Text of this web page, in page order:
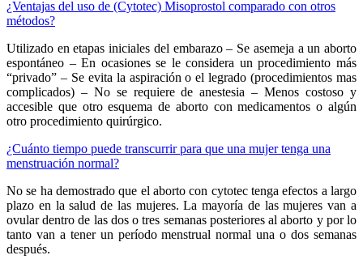
¿Ventajas del uso de (Cytotec) Misoprostol comparado con otros
métodos?
Utilizado en etapas iniciales del embarazo – Se asemeja a un aborto
espontáneo – En ocasiones se le considera un procedimiento más
“privado” – Se evita la aspiración o el legrado (procedimientos mas
complicados) – No se requiere de anestesia – Menos costoso y
accesible que otro esquema de aborto con medicamentos o algún
otro procedimiento quirúrgico.
¿Cuánto tiempo puede transcurrir para que una mujer tenga una
menstruación normal?
No se ha demostrado que el aborto con cytotec tenga efectos a largo
plazo en la salud de las mujeres. La mayoría de las mujeres van a
ovular dentro de las dos o tres semanas posteriores al aborto y por lo
tanto van a tener un período menstrual normal una o dos semanas
después.